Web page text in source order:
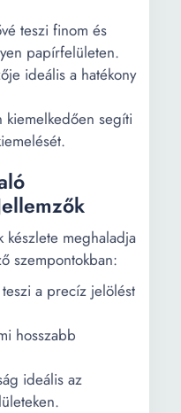
teszi finom és
papírfelületen.
ideális a hatékony
kiemelkedően segíti
készlete meghaladja
szempontokban:
a precíz jelölést
hosszabb
ideális az